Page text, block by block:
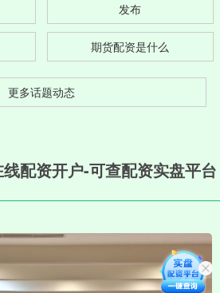
发布
期货配资是什么
更多话题动态
配资开户-可查配资实盘平台